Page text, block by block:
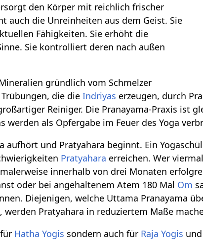
den Körper mit reichlich frischer
auch die Unreinheiten aus dem Geist. Sie
Fähigkeiten. Sie erhöht die
Sie kontrolliert deren nach außen
gründlich vom Schmelzer
die dieIndriyas erzeugen, durch
Reiniger. Die Pranayama-Praxis ist
als Opfergabe im Feuer des Yoga
aufhört und Pratyahara beginnt. Ein
Pratyahara erreichen. Wer
innerhalb von drei Monaten
oder bei angehaltenem Atem 180 Mal Om
Diejenigen, welche Uttama Pranayama
Pratyahara in reduziertem Maße
Hatha Yogis sondern auch für Raja Yogis